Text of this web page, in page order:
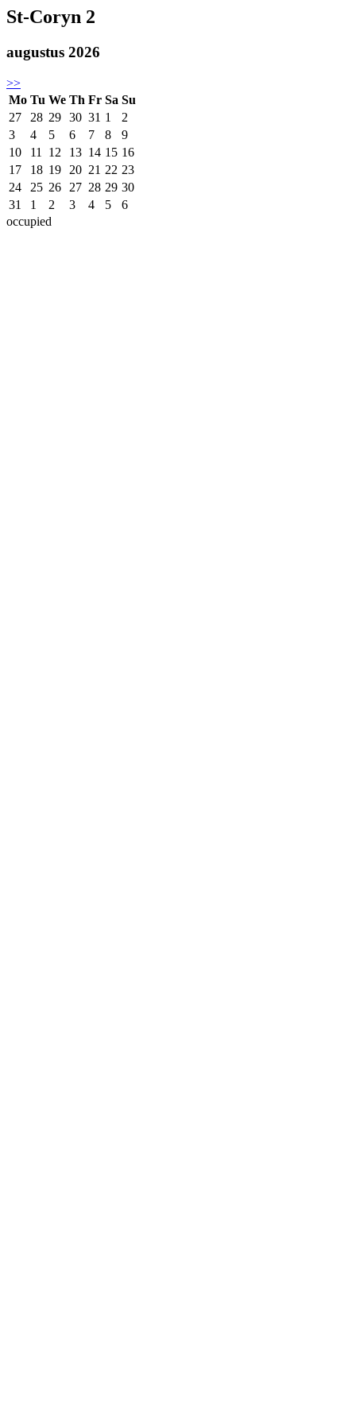
St-Coryn 2
augustus 2026
>>
Mo Tu We Th Fr Sa Su
27
28 29 30 31 1
2
3
4 5 6 7 8
9
10
11 12 13 14 15 16
17
18 19 20 21 22 23
24
25 26 27 28 29 30
31
1 2 3 4 5
6
occupied